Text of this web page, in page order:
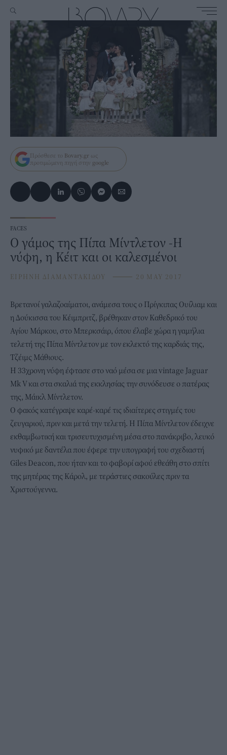
Πρόσθεσε το Bovary.gr ως
προτιμώμενη πηγή στην google
FACES
Ο γάμος της Πίπα Μίντλετον -Η
νύφη, η Κέιτ και οι καλεσμένοι
ΕΙΡΗΝΗ ΔΙΑΜΑΝΤΑΚΙΔΟΥ ⸻ 20 MAY 2017
Βρετανοί γαλαζοαίματοι, ανάμεσα τους ο Πρίγκιπας Ουίλιαμ και
η Δούκισσα του Κέιμπριτζ, βρέθηκαν στον Καθεδρικό του
Αγίου Μάρκου, στο Μπερκσάιρ, όπου έλαβε χώρα η γαμήλια
τελετή της Πίπα Μίντλετον με τον εκλεκτό της καρδιάς της,
Τζέιμς Μάθιους.
Η 33χρονη νύφη έφτασε στο ναό μέσα σε μια vintage Jaguar
Mk V και στα σκαλιά της εκκλησίας την συνόδευσε ο πατέρας
της, Μάικλ Μίντλετον.
Ο φακός κατέγραψε καρέ-καρέ τις ιδιαίτερες στιγμές του
ζευγαριού, πριν και μετά την τελετή. Η Πίπα Μίντλετον έδειχνε
εκθαμβωτική και τρισευτυχισμένη μέσα στο πανάκριβο, λευκό
νυφικό με δαντέλα που έφερε την υπογραφή του σχεδιαστή
Giles Deacon, που ήταν και το φαβορί αφού εθεάθη στο σπίτι
της μητέρας της Κάρολ, με τεράστιες σακούλες πριν τα
Χριστούγεννα.